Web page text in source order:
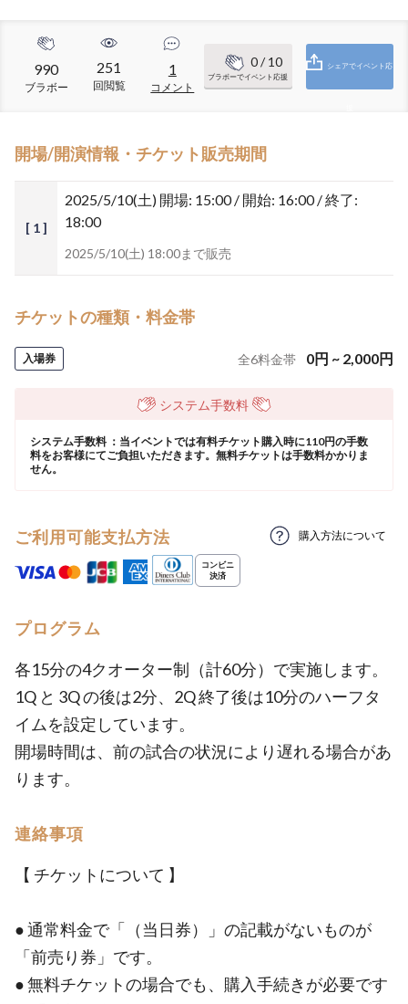
990
ブラボー
251
回閲覧
1
コメント
0/ 10
ブラボーでイベント応援
シェアでイベント応
開場/開演情報・チケット販売期間
[ 1 ]
2025/5/10(土) 開場: 15:00 / 開始: 16:00 / 終了:
18:00
2025/5/10(土) 18:00まで販売
チケットの種類・料金帯
入場券 全6料金帯 0円 ~ 2,000円
システム手数料
システム手数料 ：当イベントでは有料チケット購入時に110円の手数
料をお客様にてご負担いただきます。無料チケットは手数料かかりま
せん。
ご利用可能支払方法 購入方法について
プログラム
各15分の4クオーター制（計60分）で実施します。
1Q と 3Q の後は2分、2Q 終了後は10分のハーフタ
イムを設定しています。
開場時間は、前の試合の状況により遅れる場合があ
ります。
連絡事項
【 チケットについて 】
● 通常料金で「（当日券）」の記載がないものが
「前売り券」です。
● 無料チケットの場合でも、購入手続きが必要です